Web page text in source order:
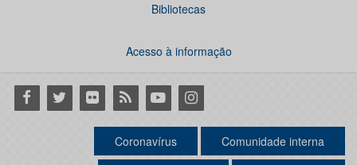
Bibliotecas
Acesso à informação
Facebook
Twitter Flickr RSS YoutubeInstagram
Coronavírus Comunidade interna